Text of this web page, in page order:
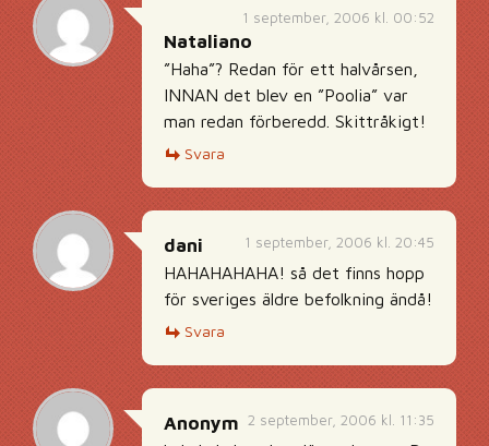
1 september, 2006 kl. 00:52
Nataliano
”Haha”? Redan för ett halvårsen,
INNAN det blev en ”Poolia” var
man redan förberedd. Skittråkigt!
Svara
1 september, 2006 kl. 20:45
dani
HAHAHAHAHA! så det finns hopp
för sveriges äldre befolkning ändå!
Svara
2 september, 2006 kl. 11:35
Anonym